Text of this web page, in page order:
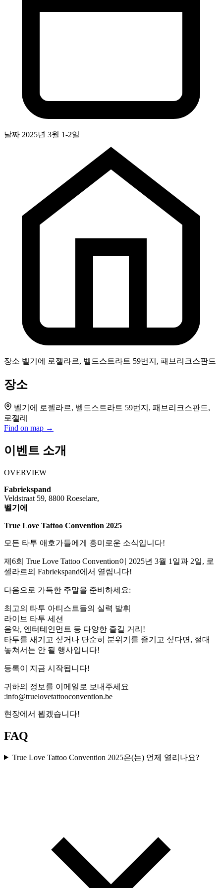
날짜 2025년 3월 1-2일
장소 벨기에 로젤라르, 벨드스트라트 59번지, 패브리크스판드
장소
벨기에 로젤라르, 벨드스트라트 59번지, 패브리크스판드,
로젤레
Find on map →
이벤트 소개
OVERVIEW
Fabriekspand
Veldstraat 59, 8800 Roeselare,
벨기에
True Love Tattoo Convention 2025
모든 타투 애호가들에게 흥미로운 소식입니다!
제6회 True Love Tattoo Convention이 2025년 3월 1일과 2일, 로
셀라르의 Fabriekspand에서 열립니다!
다음으로 가득한 주말을 준비하세요:
최고의 타투 아티스트들의 실력 발휘
라이브 타투 세션
음악, 엔터테인먼트 등 다양한 즐길 거리!
타투를 새기고 싶거나 단순히 분위기를 즐기고 싶다면, 절대
놓쳐서는 안 될 행사입니다!
등록이 지금 시작됩니다!
귀하의 정보를 이메일로 보내주세요
:info@truelovetattooconvention.be
현장에서 뵙겠습니다!
FAQ
True Love Tattoo Convention 2025은(는) 언제 열리나요?